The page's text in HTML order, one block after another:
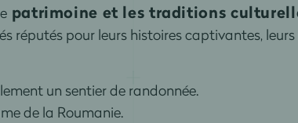
patrimoine et les traditions
réputés pour leurs histoires captivantes,
un sentier de randonnée.
de la Roumanie.